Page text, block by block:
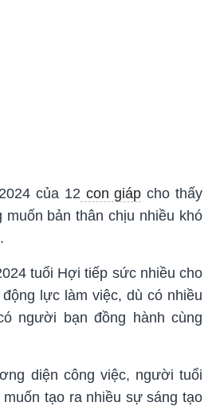
của 12 con giáp cho thấy
bản thân chịu nhiều khó
tuổi Hợi tiếp sức nhiều cho
lực làm việc, dù có nhiều
người bạn đồng hành cùng
diện công việc, người tuổi
tạo ra nhiều sự sáng tạo